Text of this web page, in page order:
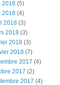
2018 (5)
2018 (4)
2018 (3)
2018 (3)
2018 (3)
2018 (7)
2017 (4)
2017 (2)
2017 (4)